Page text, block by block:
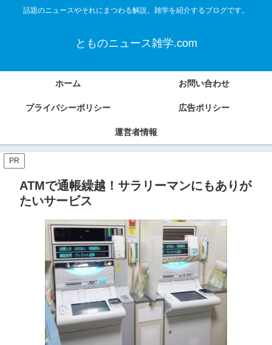
話題のニュースやそれにまつわる解説、雑学を紹介するブログです。
とものニュース雑学.com
ホーム お問い合わせ
プライバシーポリシー 広告ポリシー
運営者情報
PR
ATMで通帳繰越！サラリーマンにもありが
たいサービス